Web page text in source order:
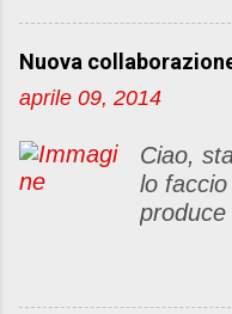
t
o
post,
avete il
blog
http://
Nuova
aprile 09, 2014
Ciao,
lo
qualità